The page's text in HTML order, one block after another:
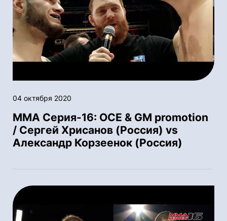
04 октября 2020
ММА Серия-16: OСE & GM promotion
/ Сергей Хрисанов (Россия) vs
Александр Корзеенок (Россия)